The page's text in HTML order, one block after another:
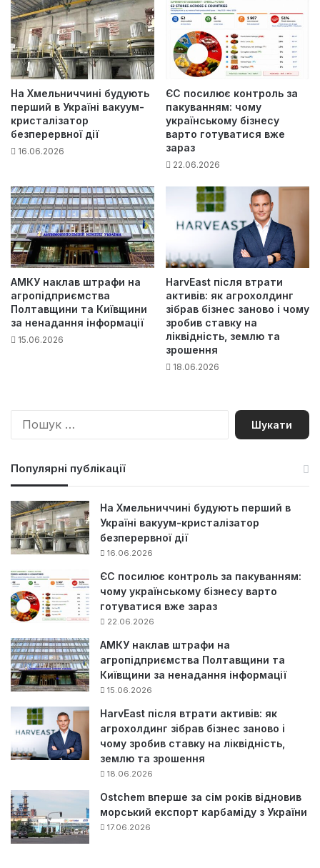
На Хмельниччині будують
перший в Україні вакуум-
кристалізатор
безперервної дії
16.06.2026
ЄС посилює контроль за
пакуванням: чому
українському бізнесу
варто готуватися вже
зараз
22.06.2026
АМКУ наклав штрафи на
агропідприємства
Полтавщини та Київщини
за ненадання інформації
15.06.2026
HarvEast після втрати
активів: як агрохолдинг
зібрав бізнес заново і чому
зробив ставку на
ліквідність, землю та
зрошення
18.06.2026
П
Популярні публікації
На Хмельниччині будують перший в
Україні вакуум-кристалізатор
безперервної дії
16.06.2026
ЄС посилює контроль за пакуванням:
чому українському бізнесу варто
готуватися вже зараз
22.06.2026
АМКУ наклав штрафи на
агропідприємства Полтавщини та
Київщини за ненадання інформації
15.06.2026
HarvEast після втрати активів: як
агрохолдинг зібрав бізнес заново і
чому зробив ставку на ліквідність,
землю та зрошення
18.06.2026
Ostchem вперше за сім років відновив
морський експорт карбаміду з України
17.06.2026